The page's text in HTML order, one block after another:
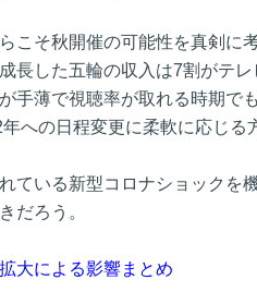
こそ秋開催の可能性を真剣に
長した五輪の収入は7割がテ
手薄で視聴率が取れる時期で
への日程変更に柔軟に応じる
ている新型コロナショックを
だろう。
大による影響まとめ